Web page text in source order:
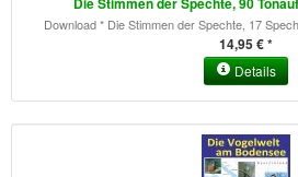
Download * Die Stimmen der Spechte, 17
14,95 € *
Details